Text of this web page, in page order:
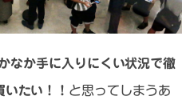
なか手に入りにくい状況で徹
たい！！ と思ってしまうあ